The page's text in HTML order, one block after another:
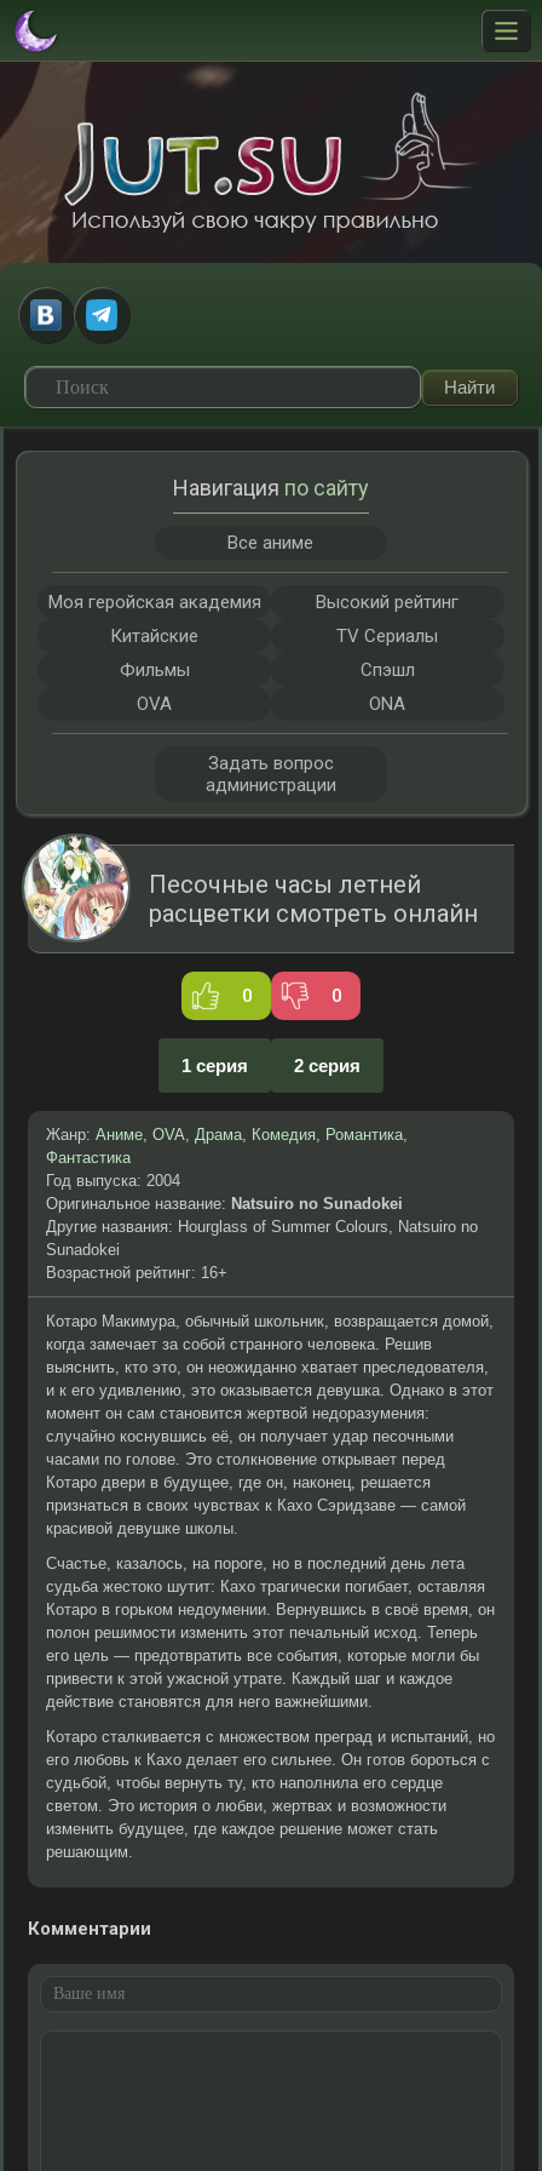
Песочные часы летней
расцветки смотреть онлайн
0 0
1 серия 2 серия
Жанр: Аниме, OVA, Драма, Комедия, Романтика,
Фантастика
Год выпуска: 2004
Оригинальное название: Natsuiro no Sunadokei
Другие названия: Hourglass of Summer Colours, Natsuiro no
Sunadokei
Возрастной рейтинг: 16+
Котаро Макимура, обычный школьник, возвращается домой,
когда замечает за собой странного человека. Решив
выяснить, кто это, он неожиданно хватает преследователя,
и к его удивлению, это оказывается девушка. Однако в этот
момент он сам становится жертвой недоразумения:
случайно коснувшись её, он получает удар песочными
часами по голове. Это столкновение открывает перед
Котаро двери в будущее, где он, наконец, решается
признаться в своих чувствах к Кахо Сэридзаве — самой
красивой девушке школы.
Счастье, казалось, на пороге, но в последний день лета
судьба жестоко шутит: Кахо трагически погибает, оставляя
Котаро в горьком недоумении. Вернувшись в своё время, он
полон решимости изменить этот печальный исход. Теперь
его цель — предотвратить все события, которые могли бы
привести к этой ужасной утрате. Каждый шаг и каждое
действие становятся для него важнейшими.
Котаро сталкивается с множеством преград и испытаний, но
его любовь к Кахо делает его сильнее. Он готов бороться с
судьбой, чтобы вернуть ту, кто наполнила его сердце
светом. Это история о любви, жертвах и возможности
изменить будущее, где каждое решение может стать
решающим.
Комментарии
Навигация по сайту
Все аниме
Моя геройская академия
Высокий рейтинг
Китайские
TV Сериалы
Фильмы
Спэшл
OVA
ONA
Задать вопрос
администрации